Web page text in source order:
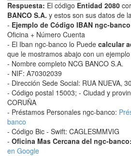
Respuesta: El código Entidad 2080
BANCO S.A. y estos son sus datos de
- Ejemplo de Código IBAN ngc-
Oficina + Número Cuenta
- El Iban ngc-banco lo Puede calcular
que le mostramos abajo con un ejemplo
- Nombre completo NCG BANCO S.A.
- NIF: A70302039
- Dirección Sede Social: RUA NUEVA,
- Código postal 15003; - Ciudad y
CORUÑA
- Préstamos Personales ngc-banco:
banco
- Código Bic - Swift: CAGLESMMVIG
- Oficina Mas Cercana del ngc-banco:
en Google